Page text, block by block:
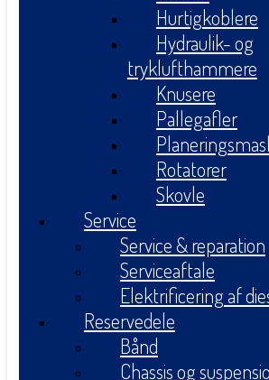
Hurtigkoblere
Hydraulik- og
tryklufthammere
Knusere
Pallegafler
Rotatorer
Skovle
Service
Service & reparation
Serviceaftale
Elektrificering af
Reservedele
Bånd
Chassis og